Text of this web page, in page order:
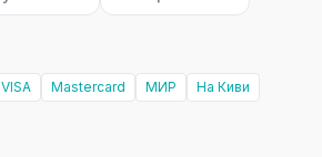
VISA Mastercard МИР
На Киви